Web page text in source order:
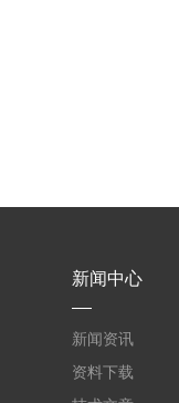
新闻中心
新闻资讯
资料下载